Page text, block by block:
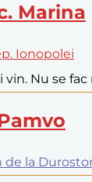
Marina
Ionopolei
vin. Nu se
de la